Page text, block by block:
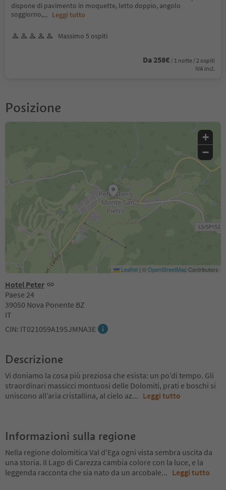
dispone di pavimento in moquette, letto doppio, angolo
soggiorno,... Leggi tutto
Massimo 5 ospiti
Da 258€ / 1 notte / 2 ospiti
IVA incl.
Posizione
Hotel Peter
Paese 24
39050 Nova Ponente BZ
IT
CIN: IT021059A19SJMNA3E
+
−
Leaflet | ©OpenStreetMapContributors
Descrizione
Vi doniamo la cosa più preziosa che esista: un po’di tempo. Gli
straordinari massicci montuosi delle Dolomiti, prati e boschi si
uniscono all’aria cristallina, al cielo az... Leggi tutto
Informazioni sulla regione
Nella regione dolomitica Val d'Ega ogni vista sembra uscita da
una storia. Il Lago di Carezza cambia colore con la luce, e la
leggenda racconta che sia nato da un arcobale... Leggi tutto